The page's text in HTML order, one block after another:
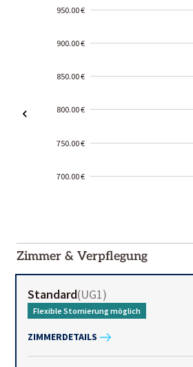
950.00 €
900.00 €
850.00 €
800.00 €
750.00 €
700.00 €
01-02
Zimmer & Verpflegung
Standard(UG1)
Flexible Stornierung möglich
ZIMMERDETAILS